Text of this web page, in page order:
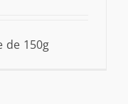
artisanale
de 150g